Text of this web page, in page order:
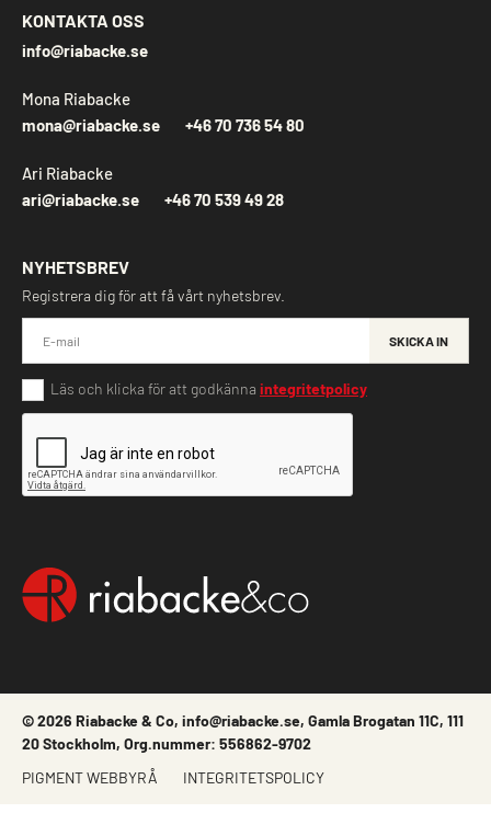
KONTAKTA OSS
info@riabacke.se
Mona Riabacke
mona@riabacke.se
+46 70 736 54 80
Ari Riabacke
ari@riabacke.se
+46 70 539 49 28
NYHETSBREV
Registrera dig för att få vårt nyhetsbrev.
Läs och klicka för att godkänna integritetpolicy
SKICKA IN
© 2026 Riabacke & Co, info@riabacke.se, Gamla Brogatan 11C, 111
20 Stockholm, Org.nummer: 556862-9702
PIGMENT WEBBYRÅ
INTEGRITETSPOLICY